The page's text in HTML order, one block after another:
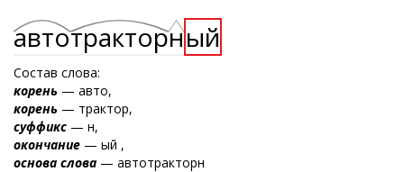
автотракторный
Состав слова:
корень — авто,
корень — трактор,
суффикс — н,
окончание — ый ,
основа слова — автотракторн